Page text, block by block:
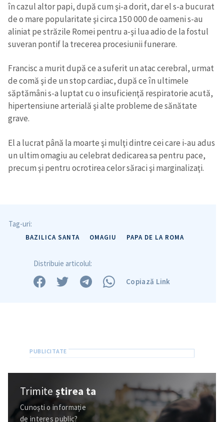
în cazul altor papi, după cum şi-a dorit, dar el s-a bucurat
de o mare popularitate şi circa 150 000 de oameni s-au
aliniat pe străzile Romei pentru a-şi lua adio de la fostul
suveran pontif la trecerea procesiunii funerare.
Francisc a murit după ce a suferit un atac cerebral, urmat
de comă şi de un stop cardiac, după ce în ultimele
săptămâni s-a luptat cu o insuficienţă respiratorie acută,
hipertensiune arterială şi alte probleme de sănătate
grave.
El a lucrat până la moarte şi mulţi dintre cei care i-au adus
un ultim omagiu au celebrat dedicarea sa pentru pace,
precum şi pentru ocrotirea celor săraci şi marginalizaţi.
Tag-uri:
BAZILICA SANTA OMAGIU PAPA DE LA ROMA
Distribuie articolul:
Copiază Link
Trimiteștirea ta
Cunoști o informație
de interes public?